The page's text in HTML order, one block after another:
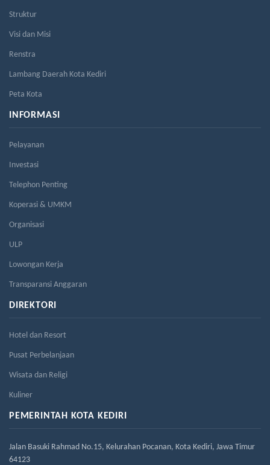
Struktur
Visi dan Misi
Renstra
Lambang Daerah Kota Kediri
Peta Kota
INFORMASI
Pelayanan
Investasi
Telephon Penting
Koperasi & UMKM
Organisasi
ULP
Lowongan Kerja
Transparansi Anggaran
DIREKTORI
Hotel dan Resort
Pusat Perbelanjaan
Wisata dan Religi
Kuliner
PEMERINTAH KOTA KEDIRI
Jalan Basuki Rahmad No.15, Kelurahan Pocanan, Kota Kediri, Jawa Timur
64123